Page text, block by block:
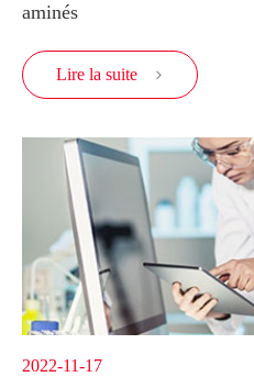
aminés
Lire la suite 
2022-11-17